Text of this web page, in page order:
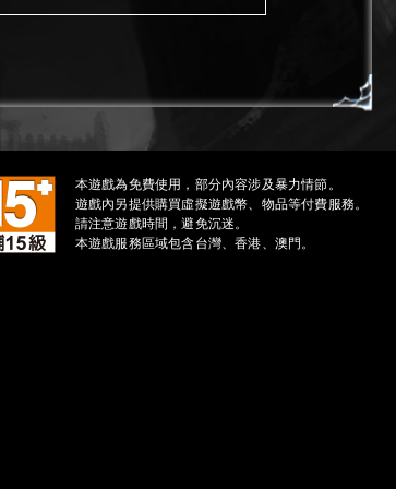
本遊戲為免費使用，部分內容涉及暴力情節。
遊戲內另提供購買虛擬遊戲幣、物品等付費服務。
請注意遊戲時間，避免沉迷。
本遊戲服務區域包含台灣、香港、澳門。